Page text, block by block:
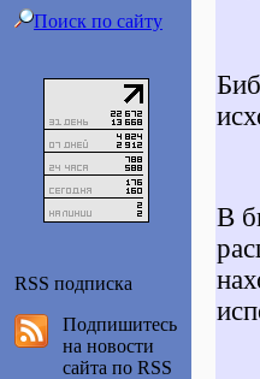
Поиск по сайту
RSS подписка
Подпишитесь
на новости
сайта по RSS
В